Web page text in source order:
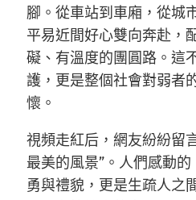
腳。從車站到車廂，從城
平易近間好心雙向奔赴，
礙、有溫度的團圓路。這
護，更是整個社會對弱者
懷。
視頻走紅后，網友紛紛留
最美的風景”。人們感動
勇與禮貌，更是生疏人之